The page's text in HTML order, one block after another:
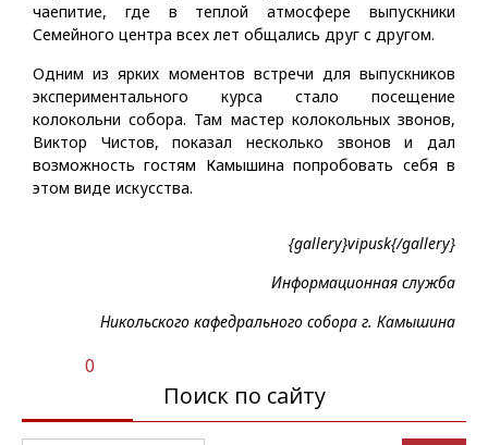
чаепитие, где в теплой атмосфере выпускники
Семейного центра всех лет общались друг с другом.
Одним из ярких моментов встречи для выпускников
экспериментального курса стало посещение
колокольни собора. Там мастер колокольных звонов,
Виктор Чистов, показал несколько звонов и дал
возможность гостям Камышина попробовать себя в
этом виде искусства.
{gallery}vipusk{/gallery}
Информационная служба
Никольского кафедрального собора г. Камышина
0
Поиск по сайту